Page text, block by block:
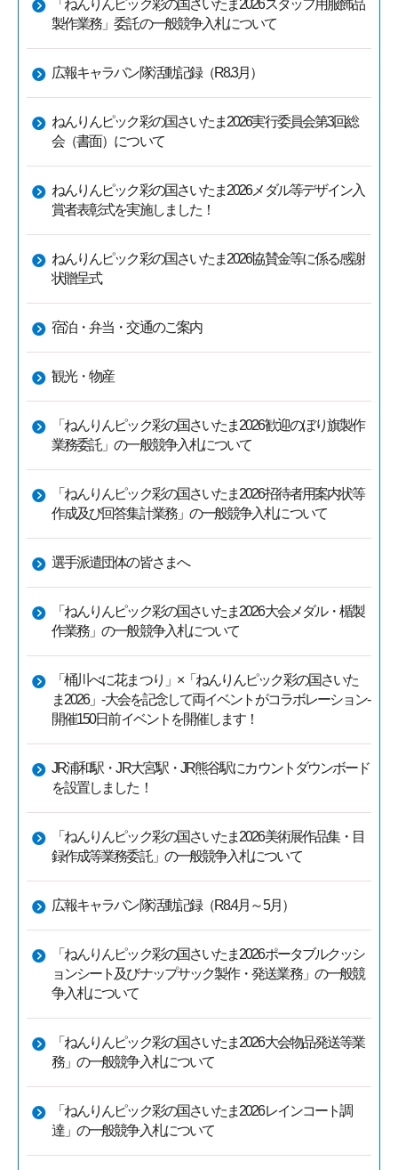
「ねんりんピック彩の国さいたま2026スタッフ用服飾品
製作業務」委託の一般競争入札について
広報キャラバン隊活動記録（R8.3月）
ねんりんピック彩の国さいたま2026実行委員会第3回総
会（書面）について
ねんりんピック彩の国さいたま2026メダル等デザイン入
賞者表彰式を実施しました！
ねんりんピック彩の国さいたま2026協賛金等に係る感謝
状贈呈式
宿泊・弁当・交通のご案内
観光・物産
「ねんりんピック彩の国さいたま2026歓迎のぼり旗製作
業務委託」の一般競争入札について
「ねんりんピック彩の国さいたま2026招待者用案内状等
作成及び回答集計業務」の一般競争入札について
選手派遣団体の皆さまへ
「ねんりんピック彩の国さいたま2026大会メダル・楯製
作業務」の一般競争入札について
「桶川べに花まつり」×「ねんりんピック彩の国さいた
ま2026」-大会を記念して両イベントがコラボレーション-
開催150日前イベントを開催します！
JR浦和駅・JR大宮駅・JR熊谷駅にカウントダウンボード
を設置しました！
「ねんりんピック彩の国さいたま2026美術展作品集・目
録作成等業務委託」の一般競争入札について
広報キャラバン隊活動記録（R8.4月～5月）
「ねんりんピック彩の国さいたま2026ポータブルクッシ
ョンシート及びナップサック製作・発送業務」の一般競
争入札について
「ねんりんピック彩の国さいたま2026大会物品発送等業
務」の一般競争入札について
「ねんりんピック彩の国さいたま2026レインコート調
達」の一般競争入札について